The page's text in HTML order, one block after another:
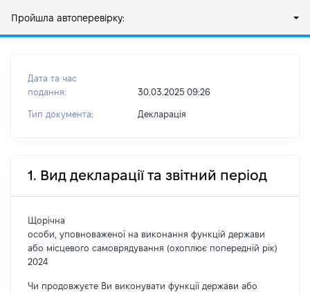
Пройшла автоперевірку:
Дата та час
подання:
30.03.2025 09:26
Тип документа: Декларація
1. Вид декларації та звітний період
Щорічна
особи, уповноваженої на виконання функцій держави
або місцевого самоврядування (охоплює попередній рік)
2024
Чи продовжуєте Ви виконувати функції держави або